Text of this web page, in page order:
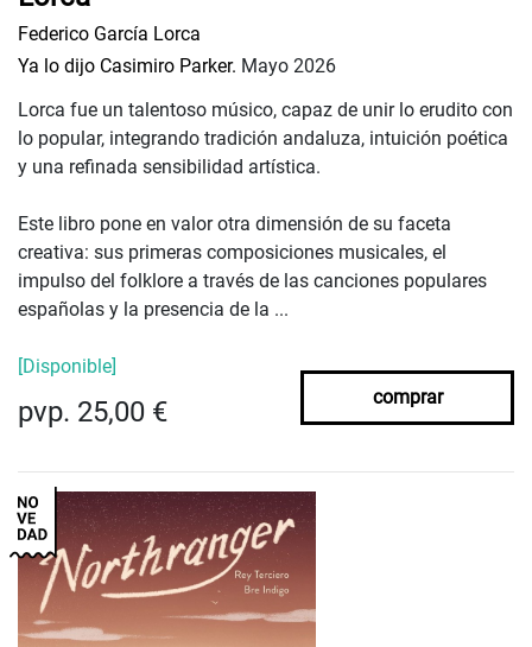
Federico García Lorca
Ya lo dijo Casimiro Parker. Mayo 2026
Lorca fue un talentoso músico, capaz de unir lo erudito con
lo popular, integrando tradición andaluza, intuición poética
y una refinada sensibilidad artística.
Este libro pone en valor otra dimensión de su faceta
creativa: sus primeras composiciones musicales, el
impulso del folklore a través de las canciones populares
españolas y la presencia de la ...
[Disponible]
pvp. 25,00 € comprar